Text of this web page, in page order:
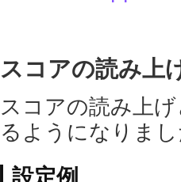
スコアの読み上
スコアの読み上
るようになりま